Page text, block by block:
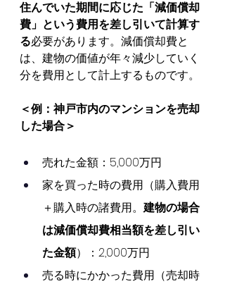
住んでいた期間に応じた「減価償却
費」という費用を差し引いて計算す
る必要があります。減価償却費と
は、建物の価値が年々減少していく
分を費用として計上するものです。
＜例：神戸市内のマンションを売却
した場合＞
売れた金額：5,000万円
家を買った時の費用（購入費用
＋購入時の諸費用。建物の場合
は減価償却費相当額を差し引い
た金額）：2,000万円
売る時にかかった費用（売却時